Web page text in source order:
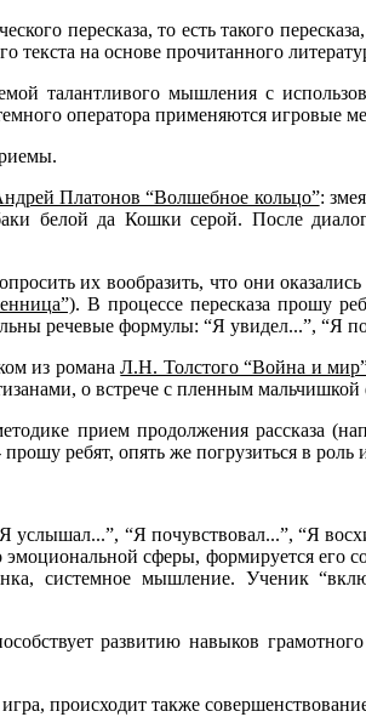
пересказа, то есть такого
текста на основе прочитанного
талантливого мышления с
оператора применяются игровые
Платонов “Волшебное кольцо”:
белой да Кошки серой. После
их вообразить, что они
. В процессе пересказа прошу
речевые формулы: “Я увидел...”, “Я
из романаЛ.Н. Толстого “Война и
о встрече с пленным
прием продолжения рассказа
ребят, опять же погрузиться в роль
услышал...”, “Я почувствовал...”, “Я
сферы, формируется его
системное мышление. Ученик
развитию навыков
происходит также